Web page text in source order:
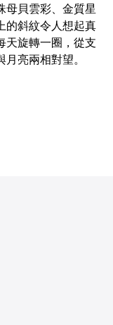
母貝雲彩、金質星
的斜紋令人想起真
旋轉一圈，從支
亮兩相對望。